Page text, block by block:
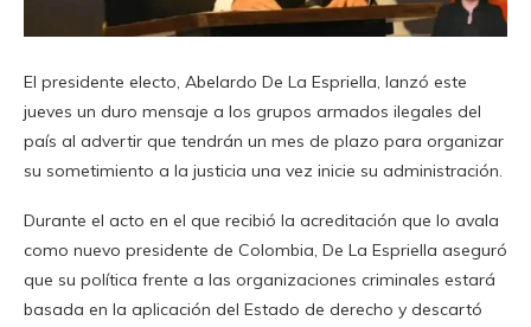
El presidente electo, Abelardo De La Espriella, lanzó este
jueves un duro mensaje a los grupos armados ilegales del
país al advertir que tendrán un mes de plazo para organizar
su sometimiento a la justicia una vez inicie su administración.
Durante el acto en el que recibió la acreditación que lo avala
como nuevo presidente de Colombia, De La Espriella aseguró
que su política frente a las organizaciones criminales estará
basada en la aplicación del Estado de derecho y descartó